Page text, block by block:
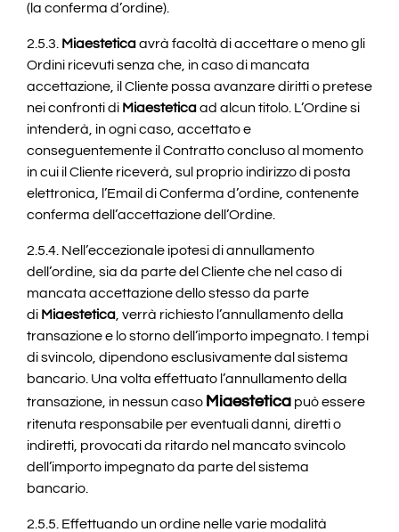
(la conferma d’ordine).
2.5.3. Miaesteticaavrà facoltà di accettare o meno gli
Ordini ricevuti senza che, in caso di mancata
accettazione, il Cliente possa avanzare diritti o pretese
nei confronti di Miaesteticaad alcun titolo. L’Ordine si
intenderà, in ogni caso, accettato e
conseguentemente il Contratto concluso al momento
in cui il Cliente riceverà, sul proprio indirizzo di posta
elettronica, l’Email di Conferma d’ordine, contenente
conferma dell’accettazione dell’Ordine.
2.5.4. Nell’eccezionale ipotesi di annullamento
dell’ordine, sia da parte del Cliente che nel caso di
mancata accettazione dello stesso da parte
di Miaestetica , verrà richiesto l’annullamento della
transazione e lo storno dell’importo impegnato. I tempi
di svincolo, dipendono esclusivamente dal sistema
bancario. Una volta effettuato l’annullamento della
transazione, in nessun caso Miaestetica può essere
ritenuta responsabile per eventuali danni, diretti o
indiretti, provocati da ritardo nel mancato svincolo
dell’importo impegnato da parte del sistema
bancario.
2.5.5. Effettuando un ordine nelle varie modalità